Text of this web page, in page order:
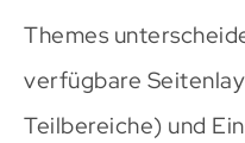
Themes
verfügbare
Teilbereiche) und